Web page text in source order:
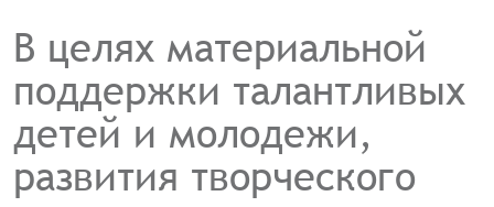
В целях материальной
поддержки талантливых
детей и молодежи,
развития творческого